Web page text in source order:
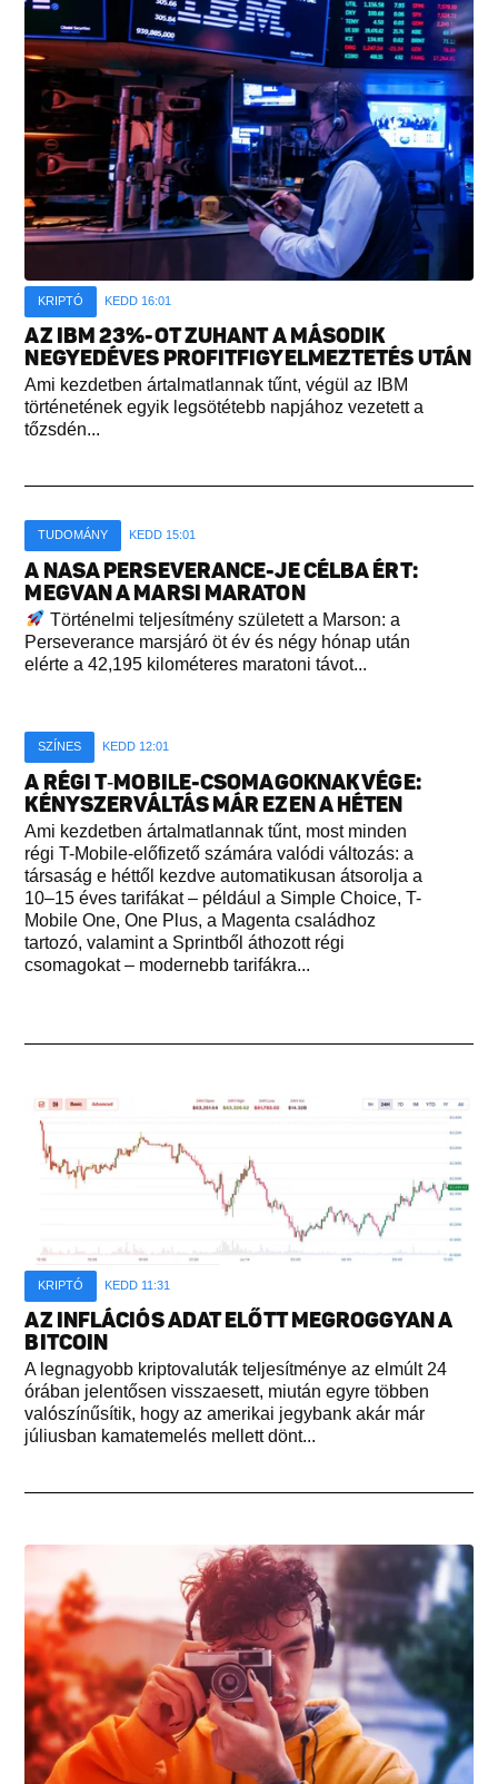
KRIPTÓ KEDD 16:01
AZ IBM 23%-OT ZUHANT A MÁSODIK
NEGYEDÉVES PROFITFIGYELMEZTETÉS UTÁN
Ami kezdetben ártalmatlannak tűnt, végül az IBM
történetének egyik legsötétebb napjához vezetett a
tőzsdén...
TUDOMÁNY KEDD 15:01
A NASA PERSEVERANCE-JE CÉLBA ÉRT:
MEGVAN A MARSI MARATON
Történelmi teljesítmény született a Marson: a
Perseverance marsjáró öt év és négy hónap után
elérte a 42,195 kilométeres maratoni távot...
SZÍNES KEDD 12:01
A RÉGI T‑MOBILE-CSOMAGOKNAK VÉGE:
KÉNYSZERVÁLTÁS MÁR EZEN A HÉTEN
Ami kezdetben ártalmatlannak tűnt, most minden
régi T-Mobile-előfizető számára valódi változás: a
társaság e héttől kezdve automatikusan átsorolja a
10–15 éves tarifákat – például a Simple Choice, T-
Mobile One, One Plus, a Magenta családhoz
tartozó, valamint a Sprintből áthozott régi
csomagokat – modernebb tarifákra...
KRIPTÓ KEDD 11:31
AZ INFLÁCIÓS ADAT ELŐTT MEGROGGYAN A
BITCOIN
A legnagyobb kriptovaluták teljesítménye az elmúlt 24
órában jelentősen visszaesett, miután egyre többen
valószínűsítik, hogy az amerikai jegybank akár már
júliusban kamatemelés mellett dönt...